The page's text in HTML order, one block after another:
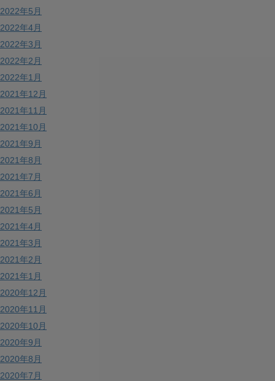
2022年5月
2022年4月
2022年3月
2022年2月
2022年1月
2021年12月
2021年11月
2021年10月
2021年9月
2021年8月
2021年7月
2021年6月
2021年5月
2021年4月
2021年3月
2021年2月
2021年1月
2020年12月
2020年11月
2020年10月
2020年9月
2020年8月
2020年7月